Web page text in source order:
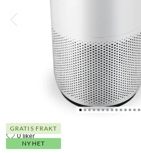
GRATIS FRAKT
NYHET
0 liker